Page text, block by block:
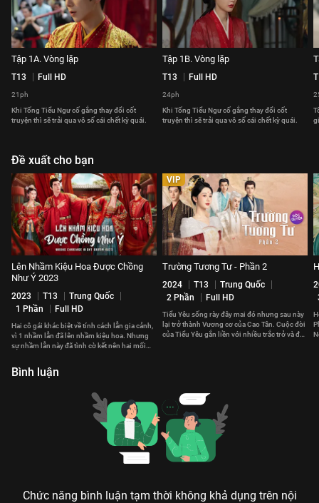
Tập 1A. Vòng lặp
T13 Full HD
21ph
Khi Tống Tiểu Ngư cố gắng thay đổi cốt
truyện thì sẽ trải qua vô số cái chết kỳ quái.
Tập 1B. Vòng lặp
T13 Full HD
24ph
Khi Tống Tiểu Ngư cố gắng thay đổi cốt
truyện thì sẽ trải qua vô số cái chết kỳ quái.
Đề xuất cho bạn
Lên Nhầm Kiệu Hoa Được Chồng
Như Ý 2023
2023 T13
Trung Quốc
1 Phần
Full HD
Hai cô gái khác biệt về tính cách lẫn gia cảnh,
vì 1 nhầm lẫn đã lên nhầm kiệu hoa. Nhưng
sự nhầm lẫn này đã tình cờ kết nên hai mối
VIP
Trường Tương Tư - Phần 2
2024 T13
Trung Quốc
2 Phần
Full HD
Tiểu Yêu sống rày đây mai đó nhưng sau này
lại trở thành Vương cơ của Cao Tân. Cuộc đời
của Tiểu Yêu gắn liền với nhiều trắc trở và đau
Bình luận
Chức năng bình luận tạm thời không khả dụng trên nội